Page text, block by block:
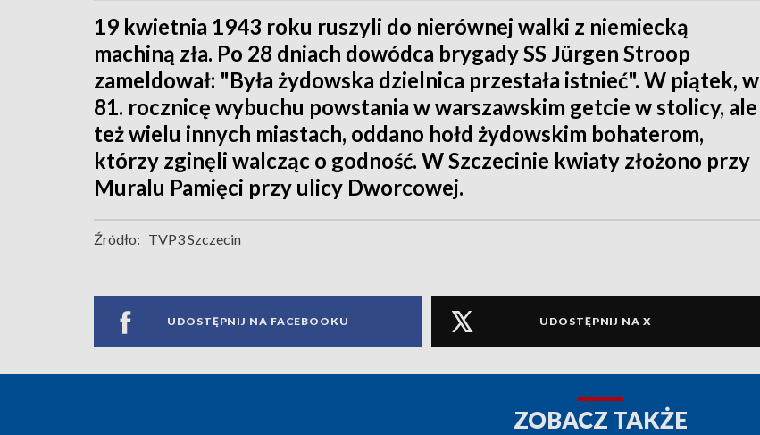
19 kwietnia 1943 roku ruszyli do nierównej walki z niemiecką
machiną zła. Po 28 dniach dowódca brygady SS Jürgen Stroop
zameldował: "Była żydowska dzielnica przestała istnieć". W piątek, w
81. rocznicę wybuchu powstania w warszawskim getcie w stolicy, ale
też wielu innych miastach, oddano hołd żydowskim bohaterom,
którzy zginęli walcząc o godność. W Szczecinie kwiaty złożono przy
Muralu Pamięci przy ulicy Dworcowej.
Źródło: TVP3 Szczecin
UDOSTĘPNIJ NA FACEBOOKU UDOSTĘPNIJ NA X
ZOBACZ TAKŻE